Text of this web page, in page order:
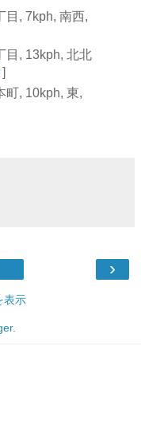
目, 7kph, 南西,
目, 13kph, 北北
町, 10kph, 東,
›
表示
.